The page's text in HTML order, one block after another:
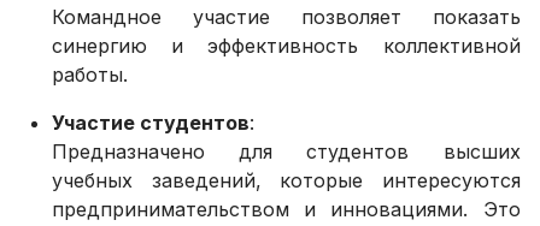
Командное участие позволяет показать
синергию и эффективность коллективной
работы.
Участие студентов:
Предназначено для студентов высших
учебных заведений, которые интересуются
предпринимательством и инновациями. Это